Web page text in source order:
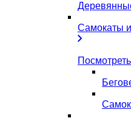
Самокаты